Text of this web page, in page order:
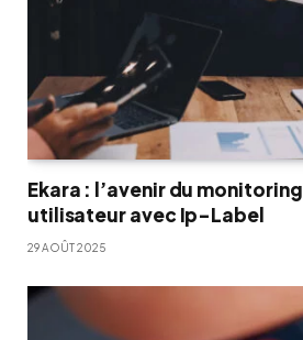
Ekara : l’avenir du
utilisateur avec Ip-Label
29 AOÛT 2025